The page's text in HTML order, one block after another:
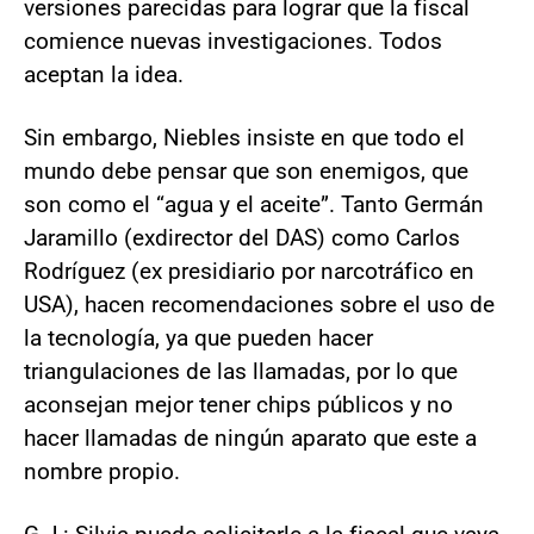
versiones parecidas para lograr que la fiscal
comience nuevas investigaciones. Todos
aceptan la idea.
Sin embargo, Niebles insiste en que todo el
mundo debe pensar que son enemigos, que
son como el “agua y el aceite”. Tanto Germán
Jaramillo (exdirector del DAS) como Carlos
Rodríguez (ex presidiario por narcotráfico en
USA), hacen recomendaciones sobre el uso de
la tecnología, ya que pueden hacer
triangulaciones de las llamadas, por lo que
aconsejan mejor tener chips públicos y no
hacer llamadas de ningún aparato que este a
nombre propio.